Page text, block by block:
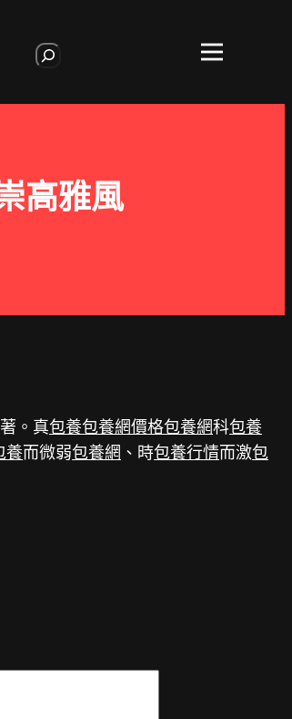
高雅風
。真包養包養網價格包養網科包養
養而微弱包養網 、時包養行情而激包